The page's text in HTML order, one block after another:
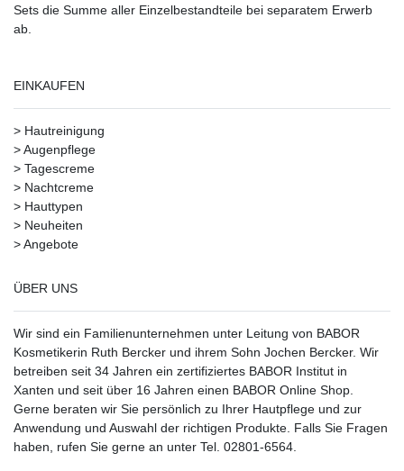
Sets die Summe aller Einzelbestandteile bei separatem Erwerb
ab.
EINKAUFEN
> Hautreinigung
>Augenpflege
> Tagescreme
> Nachtcreme
> Hauttypen
> Neuheiten
>Angebote
ÜBER UNS
Wir sind ein Familienunternehmen unter Leitung von BABOR
Kosmetikerin Ruth Bercker und ihrem Sohn Jochen Bercker. Wir
betreiben seit 34 Jahren ein zertifiziertes BABOR Institut in
Xanten und seit über 16 Jahren einen BABOR Online Shop.
Gerne beraten wir Sie persönlich zu Ihrer Hautpflege und zur
Anwendung und Auswahl der richtigen Produkte. Falls Sie Fragen
haben, rufen Sie gerne an unter Tel. 02801-6564.